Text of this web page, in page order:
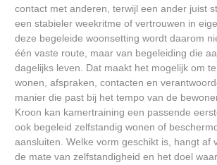
contact met anderen, terwijl een ander juist
een stabieler weekritme of vertrouwen in
deze begeleide woonsetting wordt daarom
één vaste route, maar van begeleiding die
dagelijks leven. Dat maakt het mogelijk om
wonen, afspraken, contacten en
manier die past bij het tempo van de
Kroon kan kamertraining een passende
ook begeleid zelfstandig wonen of
aansluiten. Welke vorm geschikt is, hangt af
de mate van zelfstandigheid en het doel